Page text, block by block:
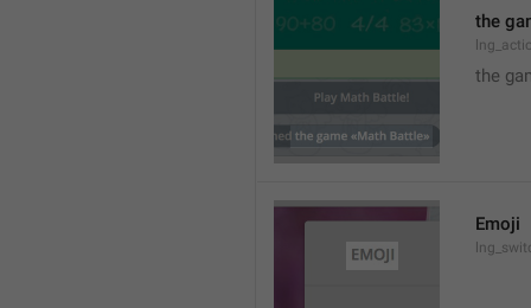
the
the
Emoji